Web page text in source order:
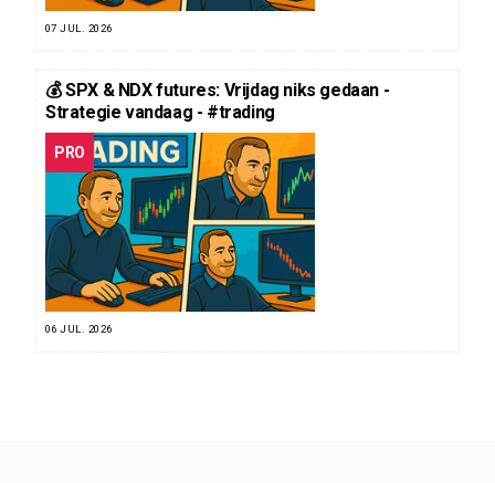
07 JUL. 2026
💰 SPX & NDX futures: Vrijdag niks gedaan -
Strategie vandaag - #trading
PRO
06 JUL. 2026